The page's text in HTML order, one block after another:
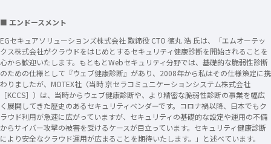
■ エンドースメント
EGセキュアソリューションズ株式会社 取締役 CTO 徳丸 浩 氏は、「エムオーテッ
クス株式会社がクラウドをはじめとするセキュリティ健康診断を開始されることを
心から歓迎いたします。もともとWebセキュリティ分野では、基礎的な脆弱性診断
のための仕様として『ウェブ健康診断』があり、2008年から私はその仕様策定に携
わりましたが、MOTEX社（当時 京セラコミュニケーションシステム株式会社
［KCCS］）は、当時からウェブ健康診断や、より精密な脆弱性診断の事業を幅広
く展開してきた歴史のあるセキュリティベンダーです。コロナ禍以降、日本でもク
ラウド利用が急速に広がっていますが、セキュリティの基礎的な設定や運用の不備
からサイバー攻撃の被害を受けるケースが目立っています。セキュリティ健康診断
により安全なクラウド運用が広まることを期待いたします。」と述べています。